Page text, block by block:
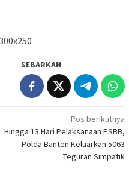
SEBARKAN
Pos berikutnya
Hingga 13 Hari Pelaksanaan PSBB,
Polda Banten Keluarkan 5063
Teguran Simpatik